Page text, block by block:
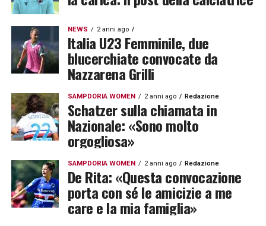
NEWS 2 anni ago
Italia U23 Femminile, due
blucerchiate convocate da
Nazzarena Grilli
SAMPDORIA WOMEN 2 anni ago Redazione
Schatzer sulla chiamata in
Nazionale: «Sono molto
orgogliosa»
SAMPDORIA WOMEN 2 anni ago Redazione
De Rita: «Questa convocazione
porta con sé le amicizie a me
care e la mia famiglia»